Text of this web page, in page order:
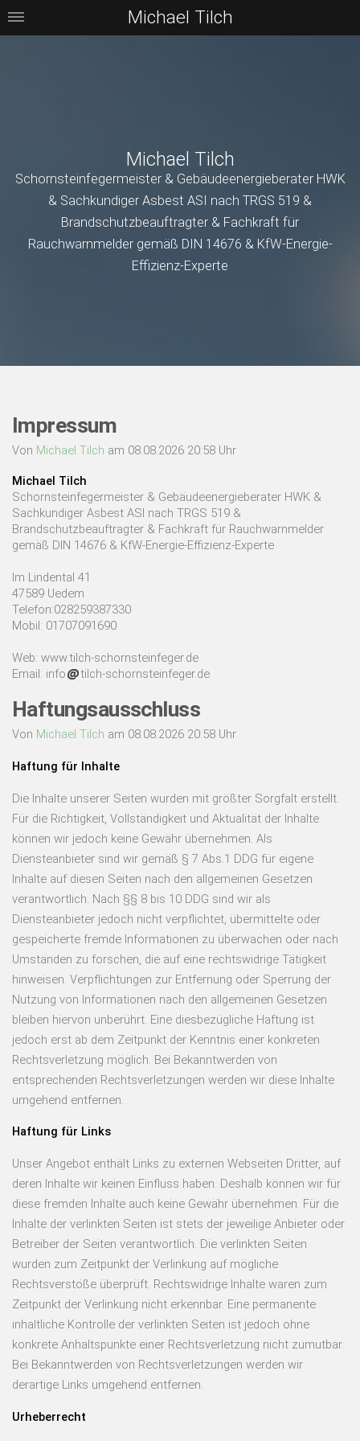
Michael Tilch
Schornsteinfegermeister & Gebäudeenergieberater HWK
& Sachkundiger Asbest ASI nach TRGS 519 &
Brandschutzbeauftragter & Fachkraft für
Rauchwarnmelder gemäß DIN 14676 & KfW-Energie-
Effizienz-Experte
Impressum
Von Michael Tilch am 08.08.2026 20:58 Uhr
Michael Tilch
Schornsteinfegermeister & Gebäudeenergieberater HWK &
Sachkundiger Asbest ASI nach TRGS 519 &
Brandschutzbeauftragter & Fachkraft für Rauchwarnmelder
gemäß DIN 14676 & KfW-Energie-Effizienz-Experte
Im Lindental 41
47589 Uedem
Telefon:028259387330
Mobil: 01707091690
Web: www.tilch-schornsteinfeger.de
Email: info
tilch-schornsteinfeger.de
Haftungsausschluss
Von Michael Tilch am 08.08.2026 20:58 Uhr
Haftung für Inhalte
Die Inhalte unserer Seiten wurden mit größter Sorgfalt erstellt.
Für die Richtigkeit, Vollständigkeit und Aktualität der Inhalte
können wir jedoch keine Gewähr übernehmen. Als
Diensteanbieter sind wir gemäß § 7 Abs.1 DDG für eigene
Inhalte auf diesen Seiten nach den allgemeinen Gesetzen
verantwortlich. Nach §§ 8 bis 10 DDG sind wir als
Diensteanbieter jedoch nicht verpflichtet, übermittelte oder
gespeicherte fremde Informationen zu überwachen oder nach
Umständen zu forschen, die auf eine rechtswidrige Tätigkeit
hinweisen. Verpflichtungen zur Entfernung oder Sperrung der
Nutzung von Informationen nach den allgemeinen Gesetzen
bleiben hiervon unberührt. Eine diesbezügliche Haftung ist
jedoch erst ab dem Zeitpunkt der Kenntnis einer konkreten
Rechtsverletzung möglich. Bei Bekanntwerden von
entsprechenden Rechtsverletzungen werden wir diese Inhalte
umgehend entfernen.
Haftung für Links
Unser Angebot enthält Links zu externen Webseiten Dritter, auf
deren Inhalte wir keinen Einfluss haben. Deshalb können wir für
diese fremden Inhalte auch keine Gewähr übernehmen. Für die
Inhalte der verlinkten Seiten ist stets der jeweilige Anbieter oder
Betreiber der Seiten verantwortlich. Die verlinkten Seiten
wurden zum Zeitpunkt der Verlinkung auf mögliche
Rechtsverstöße überprüft. Rechtswidrige Inhalte waren zum
Zeitpunkt der Verlinkung nicht erkennbar. Eine permanente
inhaltliche Kontrolle der verlinkten Seiten ist jedoch ohne
konkrete Anhaltspunkte einer Rechtsverletzung nicht zumutbar.
Bei Bekanntwerden von Rechtsverletzungen werden wir
derartige Links umgehend entfernen.
Urheberrecht
Michael Tilch